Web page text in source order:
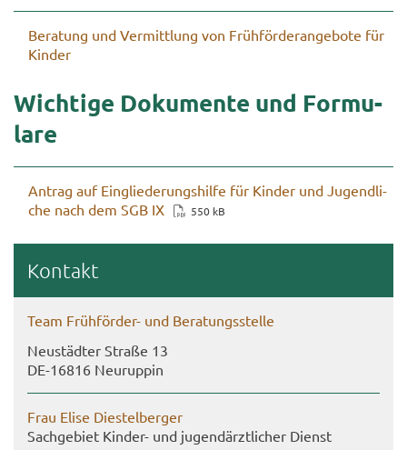
Be­ra­tung und Ver­mitt­lung von Früh­för­der­an­ge­bo­te für
Kin­der
Wich­ti­ge Do­ku­men­te und For­mu­
la­re
An­trag auf Ein­glie­de­rungs­hil­fe für Kin­der und Ju­gend­li­
che nach dem SGB IX
550 kB
Kon­takt
Team Frühförder-​ und Be­ra­tungs­stel­le
Neu­städ­ter Stra­ße 13
DE-​16816 Neu­rup­pin
Frau Elise Die­st­el­ber­ger
Sach­ge­biet Kinder-​ und ju­gend­ärzt­li­cher Dienst